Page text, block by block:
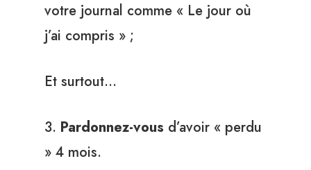
votre journal comme « Le jour où
j’ai compris » ;
Et surtout…
3. Pardonnez-vous d’avoir « perdu
» 4 mois.